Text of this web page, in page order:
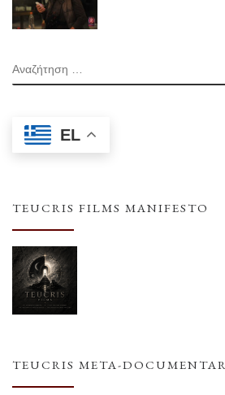
ΑΝΑΖΉΤΗΣΗ
EL
TEUCRIS FILMS MANIFESTO
TEUCRIS META-